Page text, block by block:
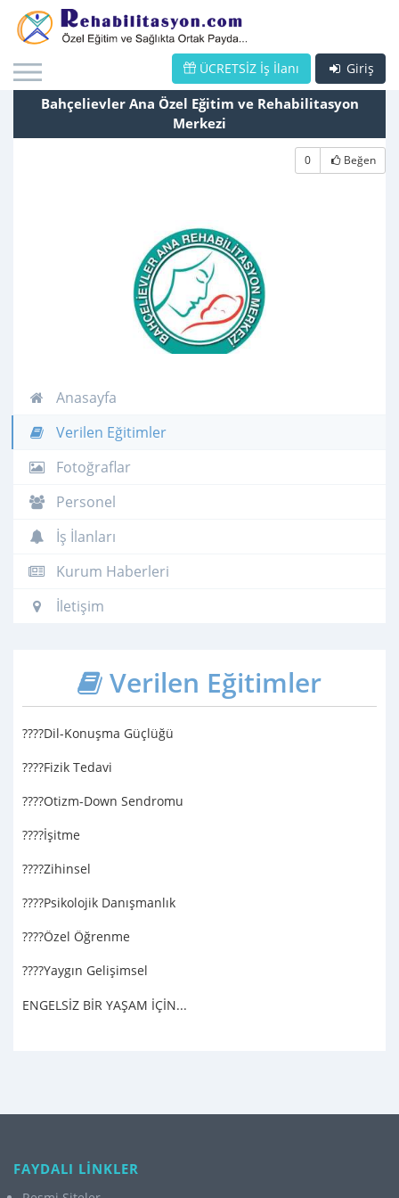
Giriş
ÜCRETSİZ İş İlanı
Bahçelievler Ana Özel Eğitim ve Rehabilitasyon
Merkezi
0 Beğen
Anasayfa
Verilen Eğitimler
Fotoğraflar
Personel
İş İlanları
Kurum Haberleri
İletişim
Verilen Eğitimler
????Dil-Konuşma Güçlüğü
????Fizik Tedavi
????Otizm-Down Sendromu
????İşitme
????Zihinsel
????Psikolojik Danışmanlık
????Özel Öğrenme
????Yaygın Gelişimsel
ENGELSİZ BİR YAŞAM İÇİN...
FAYDALI LİNKLER